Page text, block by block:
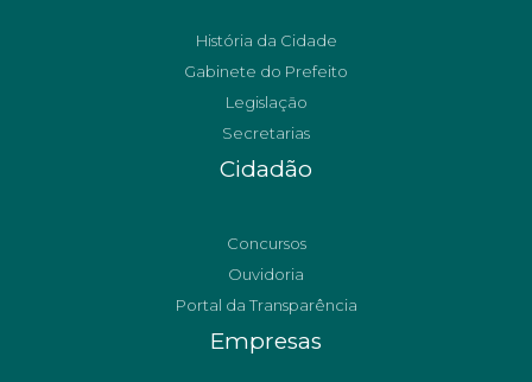
História da Cidade
Gabinete do Prefeito
Legislação
Secretarias
Cidadão
Concursos
Ouvidoria
Portal da Transparência
Empresas